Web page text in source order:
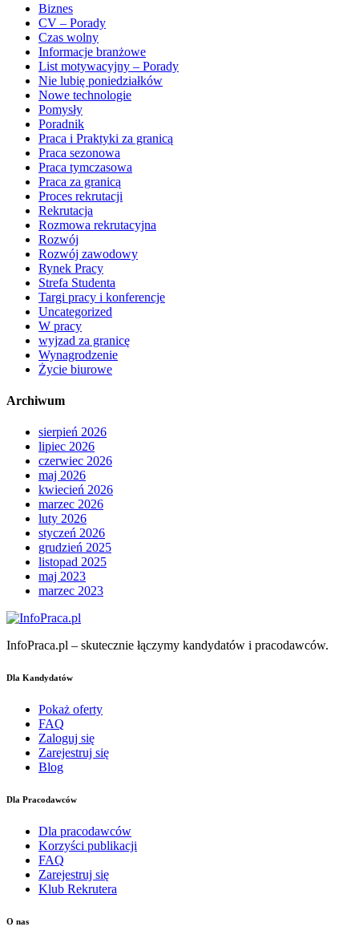
Biznes
CV – Porady
Czas wolny
Informacje branżowe
List motywacyjny – Porady
Nie lubię poniedziałków
Nowe technologie
Pomysły
Poradnik
Praca i Praktyki za granicą
Praca sezonowa
Praca tymczasowa
Praca za granicą
Proces rekrutacji
Rekrutacja
Rozmowa rekrutacyjna
Rozwój
Rozwój zawodowy
Rynek Pracy
Strefa Studenta
Targi pracy i konferencje
Uncategorized
W pracy
wyjzad za granicę
Wynagrodzenie
Życie biurowe
Archiwum
sierpień 2026
lipiec 2026
czerwiec 2026
maj 2026
kwiecień 2026
marzec 2026
luty 2026
styczeń 2026
grudzień 2025
listopad 2025
maj 2023
marzec 2023
InfoPraca.pl – skutecznie łączymy kandydatów i pracodawców.
Dla Kandydatów
Pokaż oferty
FAQ
Zaloguj się
Zarejestruj się
Blog
Dla Pracodawców
Dla pracodawców
Korzyści publikacji
FAQ
Zarejestruj się
Klub Rekrutera
O nas